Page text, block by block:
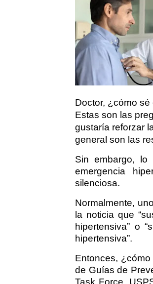
Doctor, ¿cómo
Estas son las
gustaría reforzar
general son las
Sin embargo,
emergencia
silenciosa.
Normalmente,
la noticia que
hipertensiva” o
hipertensiva”.
Entonces,
de Guías de